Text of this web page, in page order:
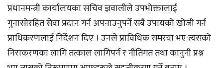
प्रधानमन्त्री कार्यालयका सचिव ज्ञवालीले उपभोक्तालाई
गुनासोरहित सेवा प्रदान गर्न अपनाउनुपर्ने सबै उपायको खोजी गर्न
प्राधिकरणलाई निर्देशन दिए । उनले प्राविधिक समस्या भए त्यसको
निराकरणका लागि तत्काल लागिपर्न र नीतिगत तथा कानुनी प्रश्न